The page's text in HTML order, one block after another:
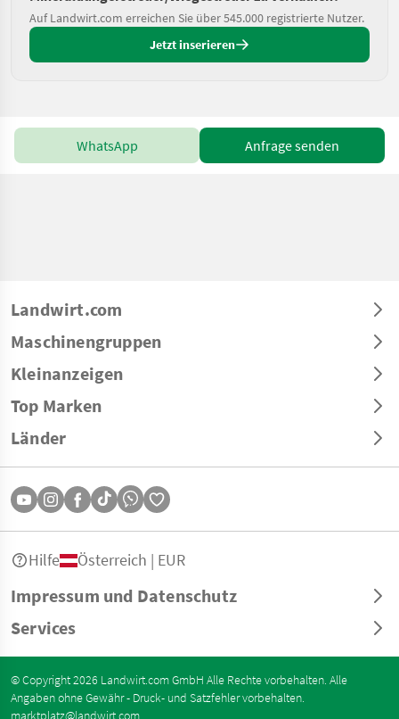
Auf Landwirt.com erreichen Sie über 545.000 registrierte Nutzer.
Jetzt inserieren
WhatsApp Anfrage senden
Landwirt.com
Maschinengruppen
Kleinanzeigen
Top Marken
Länder
Impressum und Datenschutz
Services
Hilfe Österreich | EUR
© Copyright 2026 Landwirt.com GmbH Alle Rechte vorbehalten. Alle
Angaben ohne Gewähr - Druck- und Satzfehler vorbehalten.
marktplatz@landwirt.com